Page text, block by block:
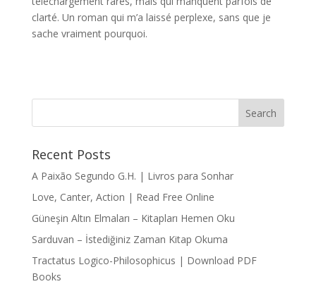
clarté. Un roman qui m’a laissé perplexe, sans que je
sache vraiment pourquoi.
Recent Posts
A Paixão Segundo G.H. | Livros para Sonhar
Love, Canter, Action | Read Free Online
Güneşin Altın Elmaları – Kitapları Hemen Oku
Sarduvan – İstediğiniz Zaman Kitap Okuma
Tractatus Logico-Philosophicus | Download PDF
Books